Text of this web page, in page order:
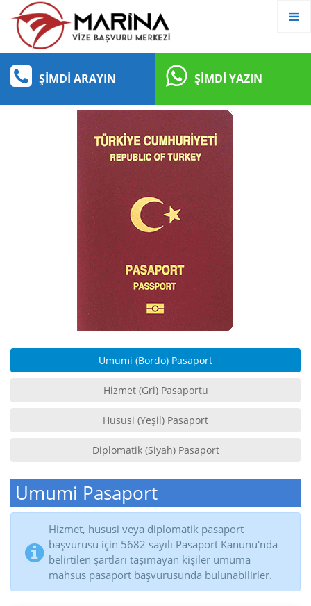
ŞIMDI ARAYIN ŞIMDI YAZIN
Umumi (Bordo) Pasaport
Hizmet (Gri) Pasaportu
Hususi (Yeşil) Pasaport
Diplomatik (Siyah) Pasaport
Umumi Pasaport
Hizmet, hususi veya diplomatik pasaport
başvurusu için 5682 sayılı Pasaport Kanunu'nda
belirtilen şartları taşımayan kişiler umuma
mahsus pasaport başvurusunda bulunabilirler.